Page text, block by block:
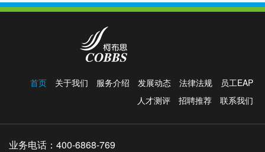
首页 关于我们 服务介绍 发展动态 法律法规
员工EAP
人才测评
招聘推荐 联系我们
业务电话：400-6868-769